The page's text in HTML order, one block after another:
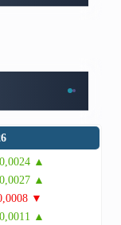
▲
▲
▼
▲